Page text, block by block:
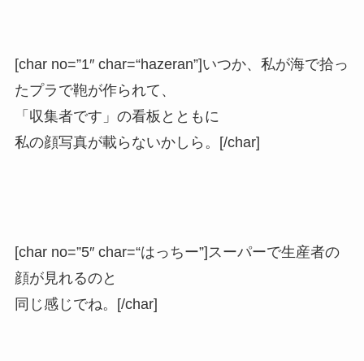
[char no=”1″ char=“hazeran”]いつか、私が海で拾っ
たプラで鞄が作られて、
「収集者です」の看板とともに
私の顔写真が載らないかしら。[/char]
[char no=”5″ char=“はっちー”]スーパーで生産者の
顔が見れるのと
同じ感じでね。[/char]